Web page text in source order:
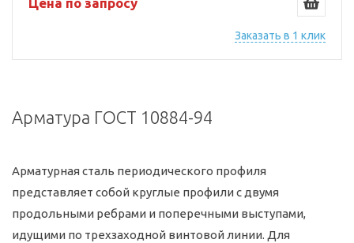
Заказать в 1 клик
Арматура ГОСТ 10884-94
Арматурная сталь периодического профиля
представляет собой круглые профили с двумя
продольными ребрами и поперечными выступами,
идущими по трехзаходной винтовой линии. Для